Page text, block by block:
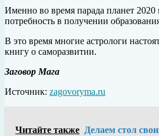
Именно во время парада планет
потребность в получении
В это время многие астрологи
книгу о саморазвитии.
Заговор Мага
Источник: zagovoryma.ru
Читайте также Делаем стол